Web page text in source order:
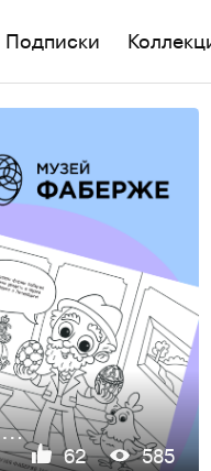
Подписки
Раскраска для музея Фаберже
62 585